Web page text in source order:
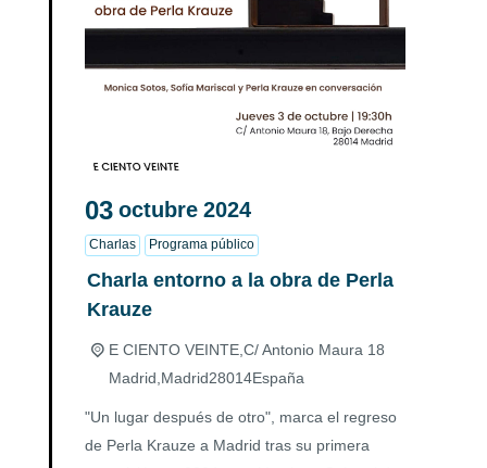
03 octubre 2024
Charlas Programa público
Charla entorno a la obra de Perla
Krauze
E CIENTO VEINTE, C/ Antonio Maura 18
Madrid Madrid28014España
"Un lugar después de otro", marca el regreso
de Perla Krauze a Madrid tras su primera